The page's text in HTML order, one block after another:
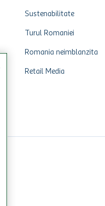
Sustenabilitate
Turul Romaniei
Romania neimblanzita
Retail Media